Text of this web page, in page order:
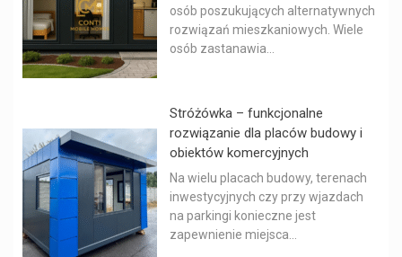
osób poszukujących alternatywnych
rozwiązań mieszkaniowych. Wiele
osób zastanawia...
Stróżówka – funkcjonalne
rozwiązanie dla placów budowy i
obiektów komercyjnych
Na wielu placach budowy, terenach
inwestycyjnych czy przy wjazdach
na parkingi konieczne jest
zapewnienie miejsca...